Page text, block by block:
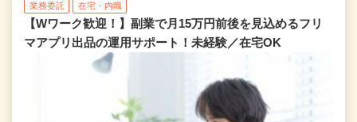
業務委託 在宅・内職
【Wワーク歓迎！】副業で月15万円前後を見込めるフリ
マアプリ出品の運用サポート！未経験／在宅OK